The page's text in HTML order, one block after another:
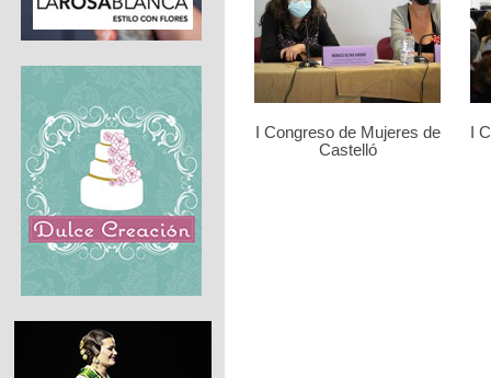
I Congreso de Mujeres de
Castelló
I